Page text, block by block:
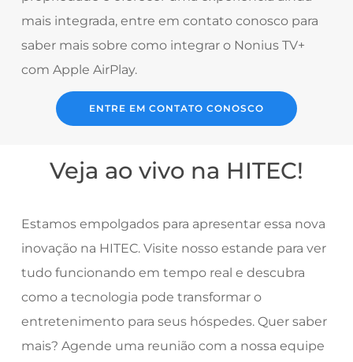
mais integrada, entre em contato conosco para
saber mais sobre como integrar o Nonius TV+
com Apple AirPlay.
ENTRE EM CONTATO CONOSCO
Veja ao vivo na HITEC!
Estamos empolgados para apresentar essa nova
inovação na HITEC. Visite nosso estande para ver
tudo funcionando em tempo real e descubra
como a tecnologia pode transformar o
entretenimento para seus hóspedes. Quer saber
mais? Agende uma reunião com a nossa equipe